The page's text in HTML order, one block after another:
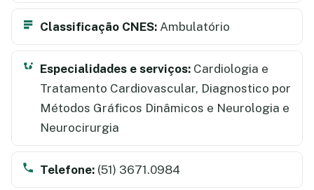
Classificação CNES: Ambulatório
Especialidades e serviços: Cardiologia e
Tratamento Cardiovascular, Diagnostico por
Métodos Gráficos Dinâmicos e Neurologia e
Neurocirurgia
Telefone: (51) 3671.0984